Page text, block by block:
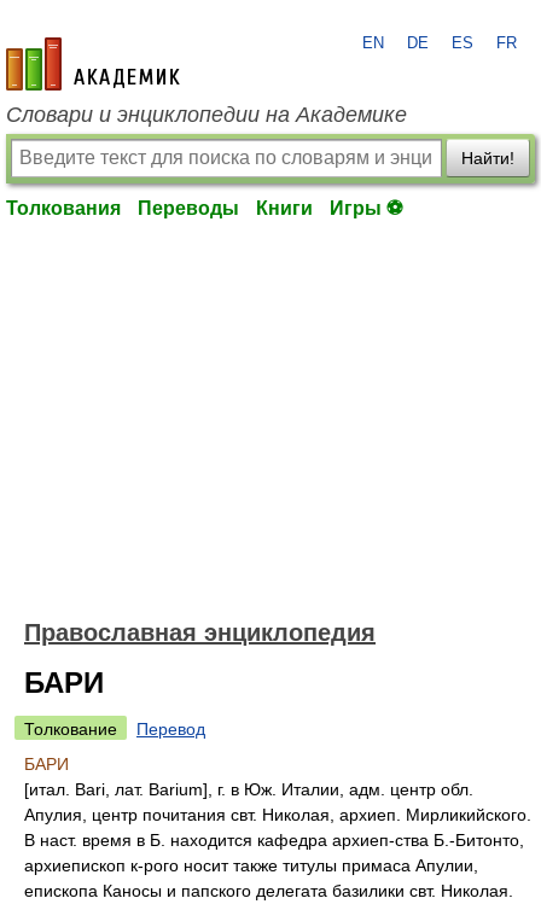
academic.ru
EN DE ES FR
Словари и энциклопедии на Академике
Найти!
Толкования Переводы Книги Игры ⚽
Православная энциклопедия
БАРИ
Толкование
Перевод
БАРИ
[итал. Bari, лат. Barium], г. в Юж. Италии, адм. центр обл.
Апулия, центр почитания свт. Николая, архиеп. Мирликийского.
В наст. время в Б. находится кафедра архиеп-ства Б.-Битонто,
архиепископ к-рого носит также титулы примаса Апулии,
епископа Каносы и папского делегата базилики свт. Николая.